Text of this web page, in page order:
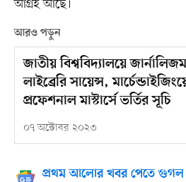
আগ্রহ আছে।
আরও পড়ুন
জাতীয় বিশ্ববিদ্যালয়ে
লাইব্রেরি সায়েন্স,
প্রফেশনাল মাস্টার্সে ভর্তির সূচি
০৭ অক্টোবর ২০২৩
প্রথম আলোর খবর পেতে গুগল